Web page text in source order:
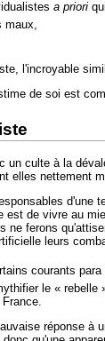
a priori
maux,
l'incroyable
de soi est
un culte à la
elles nettement
d'une
est de vivre au
ne ferons
leurs
courants para
le «
réponse